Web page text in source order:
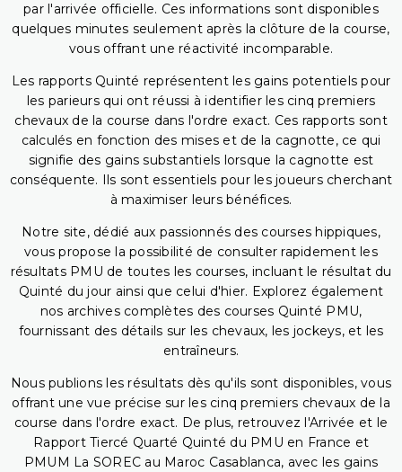
par l'arrivée officielle. Ces informations sont disponibles
quelques minutes seulement après la clôture de la course,
vous offrant une réactivité incomparable.
Les rapports Quinté représentent les gains potentiels pour
les parieurs qui ont réussi à identifier les cinq premiers
chevaux de la course dans l'ordre exact. Ces rapports sont
calculés en fonction des mises et de la cagnotte, ce qui
signifie des gains substantiels lorsque la cagnotte est
conséquente. Ils sont essentiels pour les joueurs cherchant
à maximiser leurs bénéfices.
Notre site, dédié aux passionnés des courses hippiques,
vous propose la possibilité de consulter rapidement les
résultats PMU de toutes les courses, incluant le résultat du
Quinté du jour ainsi que celui d'hier. Explorez également
nos archives complètes des courses Quinté PMU,
fournissant des détails sur les chevaux, les jockeys, et les
entraîneurs.
Nous publions les résultats dès qu'ils sont disponibles, vous
offrant une vue précise sur les cinq premiers chevaux de la
course dans l'ordre exact. De plus, retrouvez l'Arrivée et le
Rapport Tiercé Quarté Quinté du PMU en France et
PMUM La SOREC au Maroc Casablanca, avec les gains